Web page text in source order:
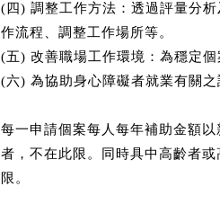
(四) 調整工作方法：透過評量分
作流程、調整工作場所等。
(五) 改善職場工作環境：為穩定
(六) 為協助身心障礙者就業有關
每一申請個案每人每年補助金額
者，不在此限。同時具中高齡者
限。